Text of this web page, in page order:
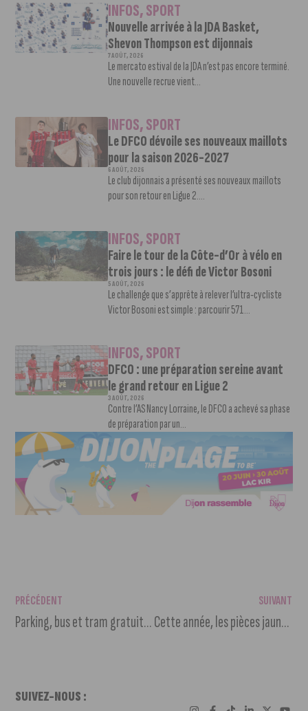
INFOS,SPORT
Nouvelle arrivée à la JDA Basket,
Shevon Thompson est dijonnais
7 AOÛT, 2026
Le mercato estival de la JDA n’est pas encore terminé.
Une nouvelle recrue vient...
INFOS,SPORT
Le DFCO dévoile ses nouveaux maillots
pour la saison 2026-2027
6 AOÛT, 2026
Le club dijonnais a présenté ses nouveaux maillots
pour son retour en Ligue 2....
INFOS,SPORT
Faire le tour de la Côte-d’Or à vélo en
trois jours : le défi de Victor Bosoni
5 AOÛT, 2026
Le challenge que s’apprête à relever l’ultra-cycliste
Victor Bosoni est simple : parcourir 571...
INFOS,SPORT
DFCO : une préparation sereine avant
le grand retour en Ligue 2
3 AOÛT, 2026
Contre l’AS Nancy Lorraine, le DFCO a achevé sa phase
de préparation par un...
PRÉCÉDENT
Parking, bus et tram gratuits chaque mercredi et vendredi jusqu’au 16 février !
SUIVANT
Cette année, les pièces jaunes prennent tout, sauf les pièces : rendez-vous du 18 janvier 2021 au 5 février 2021.
SUIVEZ-NOUS :